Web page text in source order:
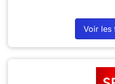
Voir les